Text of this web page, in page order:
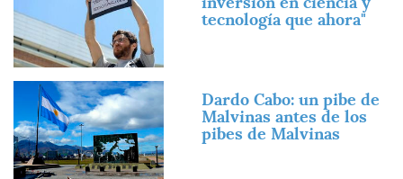
tecnología que ahora"
Imagen
Dardo Cabo: un pibe de
Malvinas antes de los
pibes de Malvinas